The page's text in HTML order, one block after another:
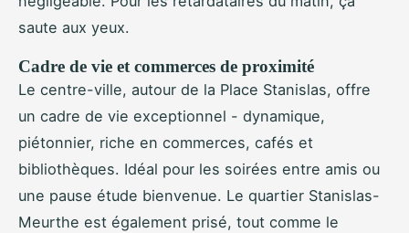
saute aux yeux.
Cadre de vie et commerces de proximité
Le centre-ville, autour de la Place Stanislas, offre
un cadre de vie exceptionnel - dynamique,
piétonnier, riche en commerces, cafés et
bibliothèques. Idéal pour les soirées entre amis ou
une pause étude bienvenue. Le quartier Stanislas-
Meurthe est également prisé, tout comme le